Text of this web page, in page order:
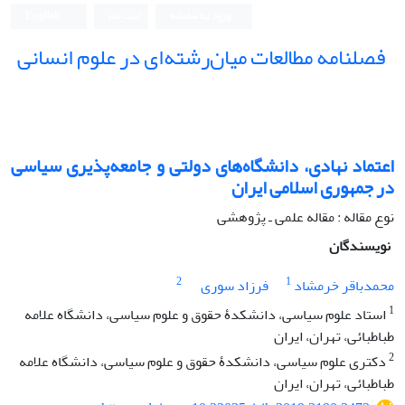
فصلنامه مطالعات میان‌رشته‌ای در علوم انسانی
اعتماد نهادی، دانشگاه‌های دولتی و جامعه‌پذیری سیاسی
در جمهوری اسلامی ایران
نوع مقاله : مقاله علمی ـ پژوهشی
نویسندگان
محمدباقر خرمشاد 1 فرزاد سوری
2
1 استاد علوم سیاسی، دانشکدۀ حقوق و علوم سیاسی، دانشگاه علامه
طباطبائی، تهران، ایران
2دکتری علوم سیاسی، دانشکدۀ حقوق و علوم سیاسی، دانشگاه علامه
طباطبائی، تهران، ایران